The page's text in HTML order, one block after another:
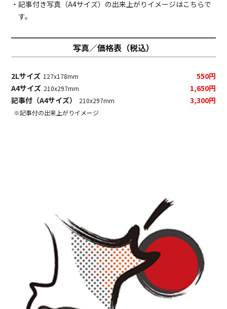
・記事付き写真（A4サイズ）の出来上がりイメージはこちらで
す。
写真／価格表（税込）
2Lサイズ 127x178mm
550円
A4サイズ 210x297mm
1,650円
記事付（A4サイズ）
210x297mm 3,300円
※記事付の出来上がりイメージ